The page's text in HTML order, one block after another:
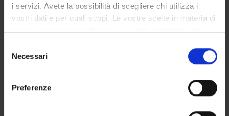
i servizi. Avete la possibilità di scegliere chi utilizza i
vostri dati e per quali scopi. Le vostre scelte in materia di
privacy sono applicabili solo su questa proprietà digitale
modificare o revocare il proprio consenso in qualsiasi
momento dalla Dichiarazione sui cookie o facendo clic
delNecessari
Preferenze
EThOS - Ethics and Technologies Of the Self
Ciesseci - Centro per lo Sviluppo Comunitario
I.D. Center- Centro di ricerca interdisciplinare per
l'inclusione e la diversità